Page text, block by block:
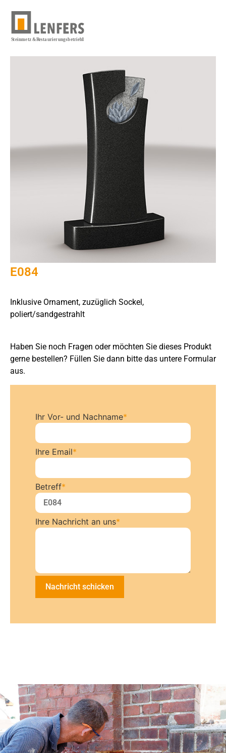
E084
Inklusive Ornament, zuzüglich Sockel,
poliert/sandgestrahlt
Haben Sie noch Fragen oder möchten Sie dieses Produkt
gerne bestellen? Füllen Sie dann bitte das untere Formular
aus.
Ihr Vor- und Nachname*
Ihre Email*
Betreff*
Ihre Nachricht an uns*
Nachricht schicken